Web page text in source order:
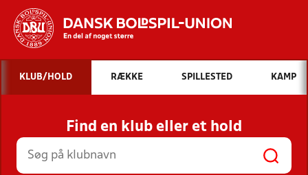
Hvad vil du søge efter?
INDHOLD OG NYHEDER
STILLINGER, RESULTATER, KLUBBER OG
HOLD
KLUB/HOLD RÆKKE SPILLESTED KAMP
Find en klub eller et hold